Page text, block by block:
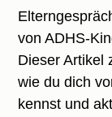
von ADHS-
Dieser Artikel
wie du dich
kennst und